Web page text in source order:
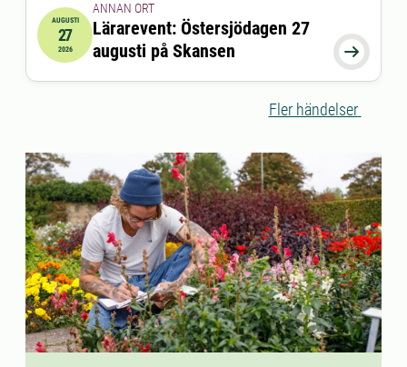
2026-08-27 17:00:00till2026-08-27 19:30:00
AUGUSTI
27
2026 
ANNAN ORT
Lärarevent: Östersjödagen 27
augusti på Skansen
Fler händelser